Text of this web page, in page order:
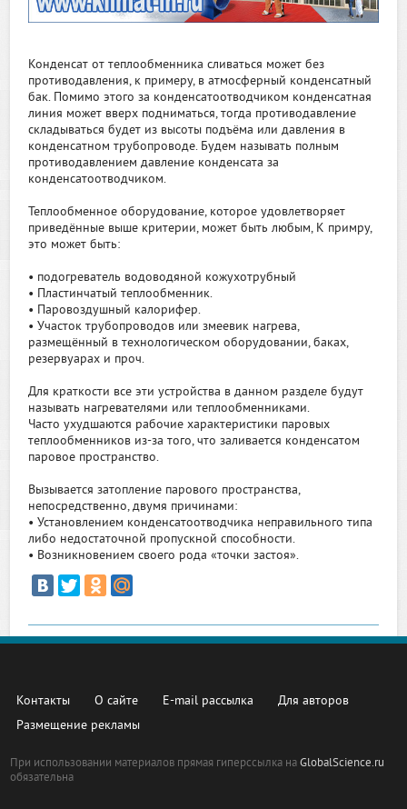
Конденсат от теплообменника сливаться может без
противодавления, к примеру, в атмосферный конденсатный
бак. Помимо этого за конденсатоотводчиком конденсатная
линия может вверх подниматься, тогда противодавление
складываться будет из высоты подъёма или давления в
конденсатном трубопроводе. Будем называть полным
противодавлением давление конденсата за
конденсатоотводчиком.
Теплообменное оборудование, которое удовлетворяет
приведённые выше критерии, может быть любым, К примру,
это может быть:
• подогреватель водоводяной кожухотрубный
• Пластинчатый теплообменник.
• Паровоздушный калорифер.
• Участок трубопроводов или змеевик нагрева,
размещённый в технологическом оборудовании, баках,
резервуарах и проч.
Для краткости все эти устройства в данном разделе будут
называть нагревателями или теплообменниками.
Часто ухудшаются рабочие характеристики паровых
теплообменников из-за того, что заливается конденсатом
паровое пространство.
Вызывается затопление парового пространства,
непосредственно, двумя причинами:
• Установлением конденсатоотводчика неправильного типа
либо недостаточной пропускной способности.
• Возникновением своего рода «точки заcтоя».
Контакты О сайте E-mail рассылка
Для авторов
Размещение рекламы
При использовании материалов прямая гиперссылка наGlobalScience.ru
обязательна